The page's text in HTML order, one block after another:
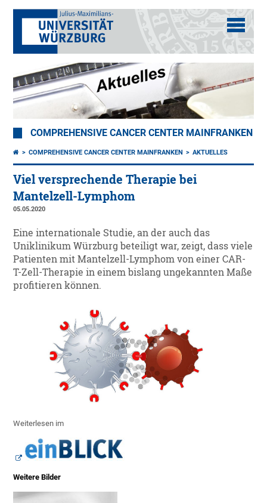
COMPREHENSIVE CANCER CENTER MAINFRANKEN
COMPREHENSIVE CANCER CENTER MAINFRANKEN AKTUELLES
Viel versprechende Therapie bei
Mantelzell-Lymphom
05.05.2020
Eine internationale Studie, an der auch das
Uniklinikum Würzburg beteiligt war, zeigt, dass viele
Patienten mit Mantelzell-Lymphom von einer CAR-
T-Zell-Therapie in einem bislang ungekannten Maße
profitieren können.
Weiterlesen im
Weitere Bilder